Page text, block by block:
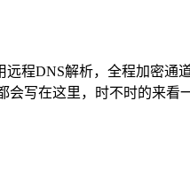
程DNS解析，全程加密通
会写在这里，时不时的来看